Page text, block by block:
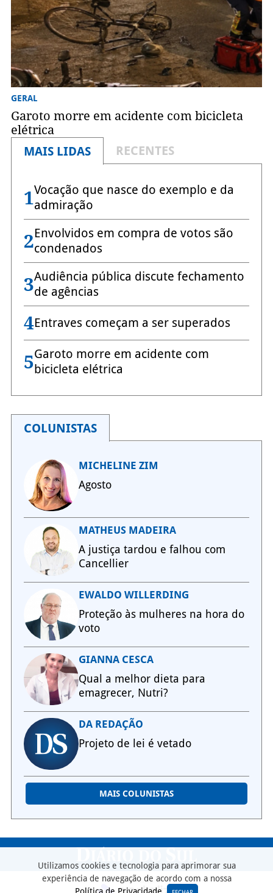
GERAL
Garoto morre em acidente com bicicleta
elétrica
MAIS LIDAS
RECENTES
1Vocação que nasce do exemplo e da
admiração
2Envolvidos em compra de votos são
condenados
3Audiência pública discute fechamento
de agências
4Entraves começam a ser superados
5Garoto morre em acidente com
bicicleta elétrica
COLUNISTAS
MICHELINE ZIM
Agosto
MATHEUS MADEIRA
A justiça tardou e falhou com
Cancellier
EWALDO WILLERDING
Proteção às mulheres na hora do
voto
GIANNA CESCA
Qual a melhor dieta para
emagrecer, Nutri?
DA REDAÇÃO
Projeto de lei é vetado
MAIS COLUNISTAS
Utilizamos cookies e tecnologia para aprimorar sua
experiência de navegação de acordo com a nossa